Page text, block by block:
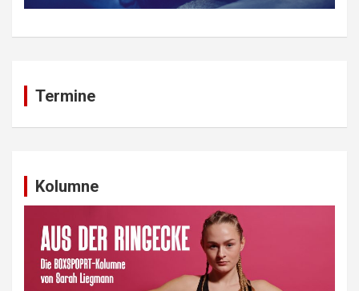
Termine
Kolumne